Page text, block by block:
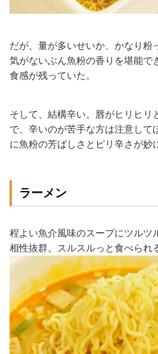
だが、量が多いせいか、かなり粉
気がないぶん魚粉の香りを堪能で
食感が残っていた。
そして、結構辛い。唇がヒリヒリ
で、辛いのが苦手な方は注意して
に魚粉の芳ばしさとピリ辛さが妙
ラーメン
程よい魚介風味のスープにツルツ
相性抜群。スルスルっと食べられ